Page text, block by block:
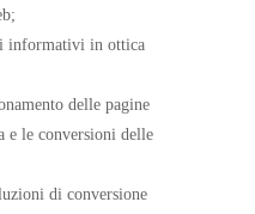
informativi in ottica
delle pagine
e le conversioni delle
di conversione